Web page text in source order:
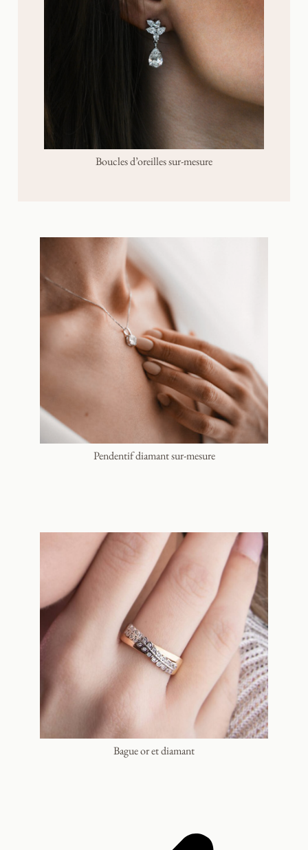
Boucles d’oreilles sur-mesure
Pendentif diamant sur-mesure
Bague or et diamant